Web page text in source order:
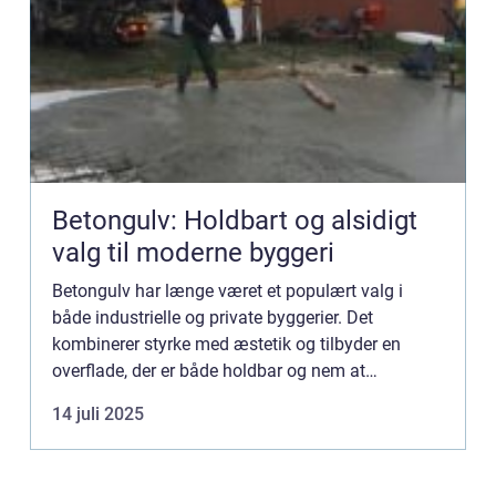
Betongulv: Holdbart og alsidigt
valg til moderne byggeri
Betongulv har længe været et populært valg i
både industrielle og private byggerier. Det
kombinerer styrke med æstetik og tilbyder en
overflade, der er både holdbar og nem at
14 juli 2025